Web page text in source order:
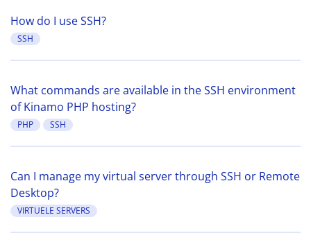
How do I use SSH?
SSH
What commands are available in the SSH environment
of Kinamo PHP hosting?
PHP SSH
Can I manage my virtual server through SSH or Remote
Desktop?
VIRTUELE SERVERS